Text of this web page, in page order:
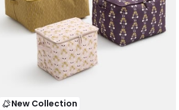
New Collection